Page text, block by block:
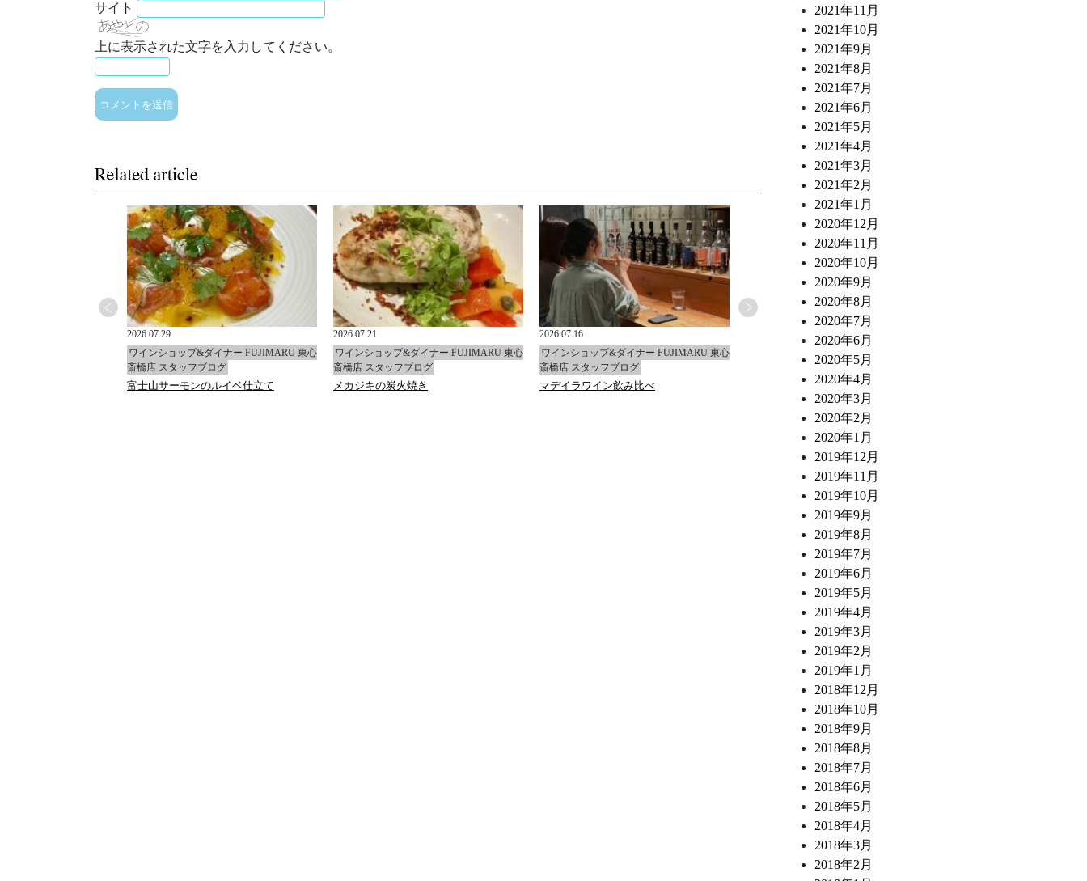
サイト
上に表示された文字を入力してください。
2026.07.29
ワインショップ&ダイナー FUJIMARU 東心
斎橋店 スタッフブログ
富士山サーモンのルイベ仕立て
2026.07.21
ワインショップ&ダイナー FUJIMARU 東心
斎橋店 スタッフブログ
メカジキの炭火焼き
2026.07.16
ワインショップ&ダイナー FUJIMARU 東心
斎橋店 スタッフブログ
マデイラワイン飲み比べ
ワインショップ&ダイナー FUJIMARU 東心
斎橋店 スタッフブログ
なにわ黒牛 炭火焼き ポスタ・ミラン
2021年11月
2021年10月
2021年9月
2021年8月
2021年7月
2021年6月
2021年5月
2021年4月
2021年3月
2021年2月
2021年1月
2020年12月
2020年11月
2020年10月
2020年9月
2020年8月
2020年7月
2020年6月
2020年5月
2020年4月
2020年3月
2020年2月
2020年1月
2019年12月
2019年11月
2019年10月
2019年9月
2019年8月
2019年7月
2019年6月
2019年5月
2019年4月
2019年3月
2019年2月
2019年1月
2018年12月
2018年10月
2018年9月
2018年8月
2018年7月
2018年6月
2018年5月
2018年4月
2018年3月
2018年2月